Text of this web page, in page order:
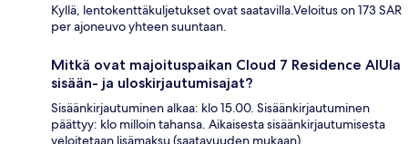
Kyllä, lentokenttäkuljetukset ovat saatavilla.Veloitus on 173 SAR
per ajoneuvo yhteen suuntaan.
Mitkä ovat majoituspaikan Cloud 7 Residence AlUla
sisään- ja uloskirjautumisajat?
Sisäänkirjautuminen alkaa: klo 15.00. Sisäänkirjautuminen
päättyy: klo milloin tahansa. Aikaisesta sisäänkirjautumisesta
veloitetaan lisämaksu (saatavuuden mukaan).